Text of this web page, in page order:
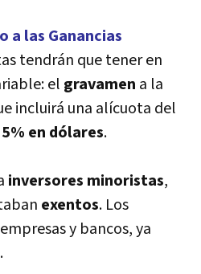
a las Ganancias
tendrán que tener en
el gravamen a la
incluirá una alí­cuota del
en dólares.
inversores minoristas,
exentos. Los
y bancos, ya